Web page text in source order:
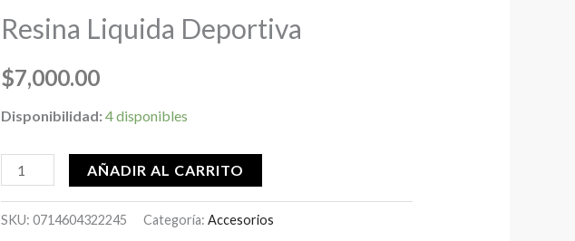
Resina Liquida Deportiva
$7,000.00
Disponibilidad: 4 disponibles
cantidad
AÑADIR AL CARRITO
SKU:0714604322245 Categoría:Accesorios